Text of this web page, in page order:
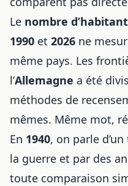
Le nombre
1990 et 2026 ne
même pays. Les
l’Allemagne a été
méthodes de
mêmes. Même mot,
En 1940, on parle
la guerre et par des
toute comparaison